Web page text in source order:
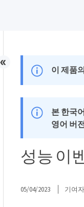
이 제품
본 한국
영어 버
성능 이
05/04/2023 기여자